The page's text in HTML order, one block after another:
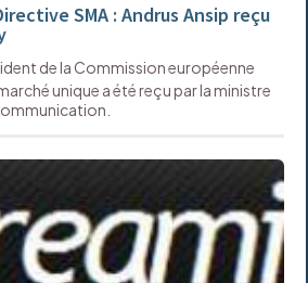
SMA : Andrus Ansip reçu
de la Commission européenne
unique a été reçu par la ministre